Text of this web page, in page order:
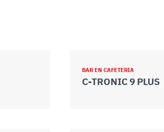
BAR EN CAFETERIA
C-TRONIC 9 PLUS